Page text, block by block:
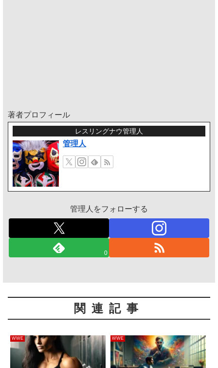
著者プロフィール
レスリングナウ管理人
管理人
管理人をフォローする
0
関連記事
WWE WWE